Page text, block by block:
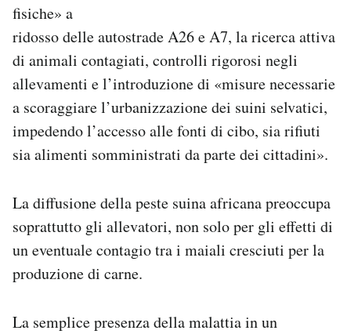
fisiche» a
ridosso delle autostrade A26 e A7, la ricerca attiva
di animali contagiati, controlli rigorosi negli
allevamenti e l’introduzione di «misure necessarie
a scoraggiare l’urbanizzazione dei suini selvatici,
impedendo l’accesso alle fonti di cibo, sia rifiuti
sia alimenti somministrati da parte dei cittadini».
La diffusione della peste suina africana preoccupa
soprattutto gli allevatori, non solo per gli effetti di
un eventuale contagio tra i maiali cresciuti per la
produzione di carne.
La semplice presenza della malattia in un